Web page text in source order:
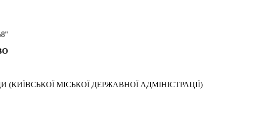
МІСЬКОЇ ДЕРЖАВНОЇ АДМІНІСТРАЦІЇ)